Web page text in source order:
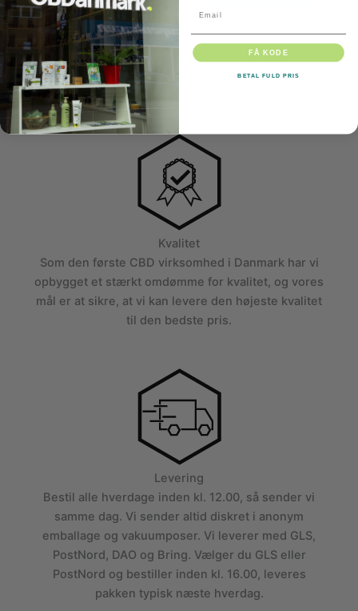
Kvalitet
Som den første CBD virksomhed i Danmark har vi
opbygget et stærkt omdømme for kvalitet, og vores
mål er at sikre, at vi kan levere den højeste kvalitet
til den bedste pris.
Levering
Bestil alle hverdage inden kl. 12.00, så sender vi
samme dag. Vi sender altid diskret i anonym
emballage og vakuumposer. Vi leverer med GLS,
PostNord, DAO og Bring. Vælger du GLS eller
PostNord og bestiller inden kl. 16.00, leveres
pakken typisk næste hverdag.
FÅ KODE
BETAL FULD PRIS